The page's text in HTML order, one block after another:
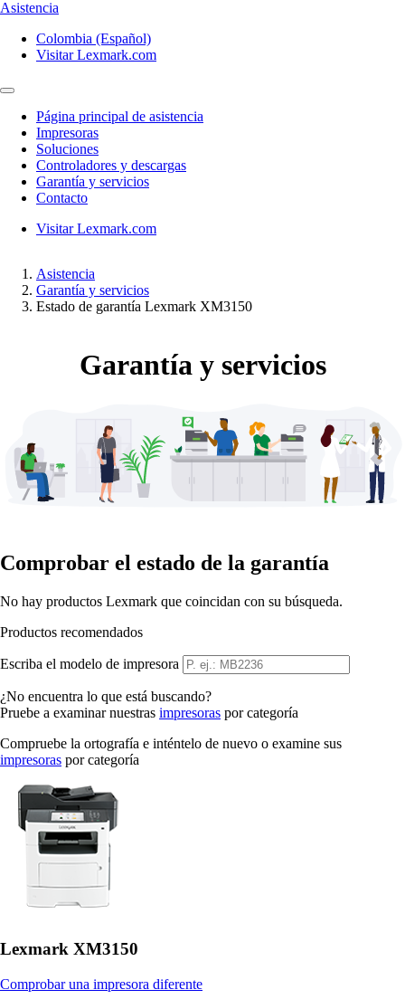
Asistencia
Colombia (Español)
Visitar Lexmark.com
Página principal de asistencia
Impresoras
Soluciones
Controladores y descargas
Garantía y servicios
Contacto
Visitar Lexmark.com
Asistencia
Garantía y servicios
Estado de garantía Lexmark XM3150
Garantía y servicios
Comprobar el estado de la garantía
No hay productos Lexmark que coincidan con su búsqueda.
Productos recomendados
Escriba el modelo de impresora
¿No encuentra lo que está buscando?
Pruebe a examinar nuestras impresoras por categoría
Compruebe la ortografía e inténtelo de nuevo o examine sus
impresoras por categoría
Lexmark XM3150
Comprobar una impresora diferente